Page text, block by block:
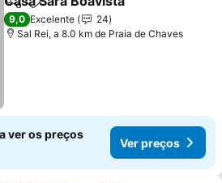
PartilharAdicionar aos favoritos
9,0 Excelente
24
Sal Rei, a 8.0 km de Praia de Chaves
ver os preços
Ver preços